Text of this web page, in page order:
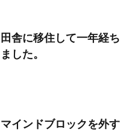
田舎に移住して一年経ち
ました。
マインドブロックを外す